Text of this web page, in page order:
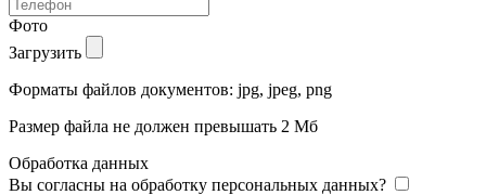
Фото
Загрузить
Форматы файлов документов: jpg, jpeg, png
Размер файла не должен превышать 2 Мб
Обработка данных
Вы согласны на обработку персональных данных?